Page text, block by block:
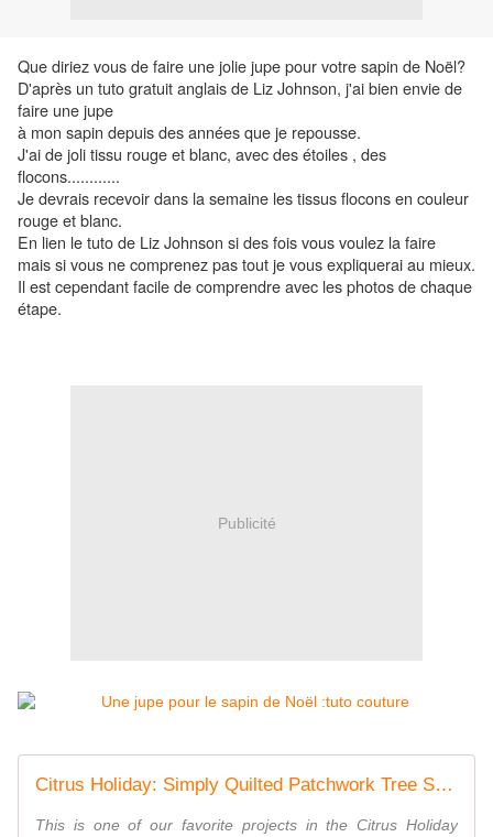
Que diriez vous de faire une jolie jupe pour votre sapin de Noël?
D'après un tuto gratuit anglais de Liz Johnson, j'ai bien envie de
faire une jupe
à mon sapin depuis des années que je repousse.
J'ai de joli tissu rouge et blanc, avec des étoiles , des
flocons............
Je devrais recevoir dans la semaine les tissus flocons en couleur
rouge et blanc.
En lien le tuto de Liz Johnson si des fois vous voulez la faire
mais si vous ne comprenez pas tout je vous expliquerai au mieux.
Il est cependant facile de comprendre avec les photos de chaque
étape.
Publicité
Citrus Holiday: Simply Quilted Patchwork Tree Skirt
This is one of our favorite projects in the Citrus Holiday